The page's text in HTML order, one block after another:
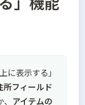
に表示する」
所フィールド
アイテムの